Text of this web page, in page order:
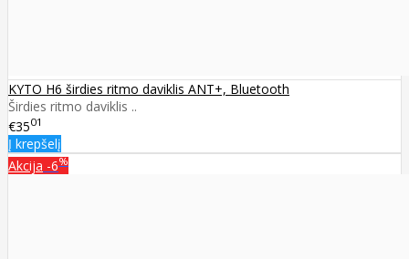
KYTO H6 širdies ritmo daviklis ANT+, Bluetooth
Širdies ritmo daviklis ..
€3501
Į krepšelį
Akcija -6%